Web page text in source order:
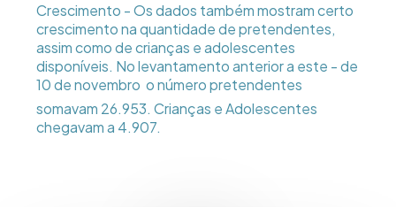
Crescimento - Os dados também mostram certo
crescimento na quantidade de pretendentes,
assim como de crianças e adolescentes
disponíveis. No levantamento anterior a este - de
10 de novembro  o número pretendentes
somavam 26.953. Crianças e Adolescentes
chegavam a 4.907.